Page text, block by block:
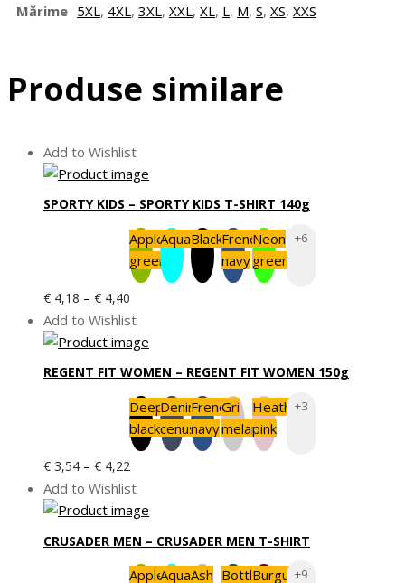
Mărime 5XL, 4XL, 3XL, XXL, XL, L, M, S, XS, XXS
Produse similare
Add to Wishlist
SPORTY KIDS – SPORTY KIDS T-SHIRT 140g
Apple
green
AquaBlackFrench
navy
Neon
green
+6
€ 4,18 – € 4,40
de
prețuri:
până
la
€ 4,40
Add to Wishlist
REGENT FIT WOMEN – REGENT FIT WOMEN 150g
Deep
black
Denim
cenușiu
French
navy
Gri
melange
Heather
pink
+3
€ 3,54 – € 4,22
de
prețuri:
până
la
Add to Wishlist
CRUSADER MEN – CRUSADER MEN T-SHIRT
AppleAquaAsh BottleBurgundy
+9